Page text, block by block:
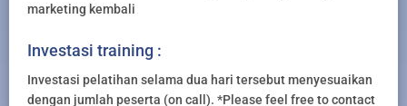
marketing kembali
Investasi training :
Investasi pelatihan selama dua hari tersebut menyesuaikan
dengan jumlah peserta (on call). *Please feel free to contact